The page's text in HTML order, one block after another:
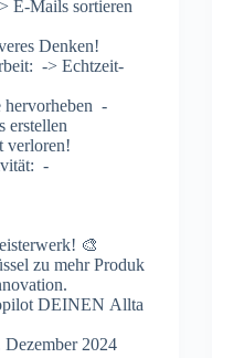
E-Mails sortieren
Denken!
-> Echtzeit-
hervorheben -
erstellen
verloren!
-
🎨
zu mehr Produk
DEINEN Allta
Dezember 2024